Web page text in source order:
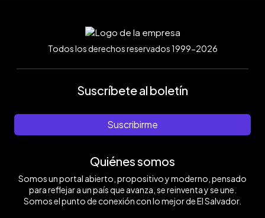
Todos los derechos reservados 1999-2026
Suscríbete al boletín
Suscribirme
Quiénes somos
Somos un portal abierto, propositivo y moderno, pensado
para reflejar a un país que avanza, se reinventa y se une.
Somos el punto de conexión con lo mejor de El Salvador.